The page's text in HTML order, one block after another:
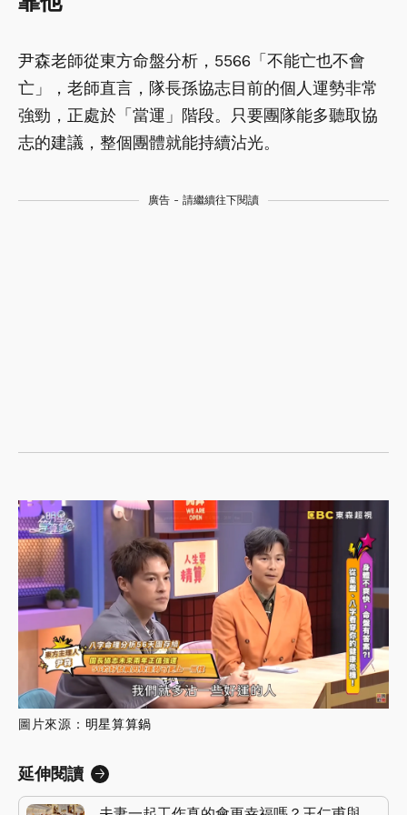
尹森老師從東方命盤分析，5566「不能亡也不會
亡」，老師直言，隊長孫協志目前的個人運勢非常
強勁，正處於「當運」階段。只要團隊能多聽取協
志的建議，整個團體就能持續沾光。
廣告 - 請繼續往下閱讀
圖片來源： 明星算算鍋
延伸閱讀